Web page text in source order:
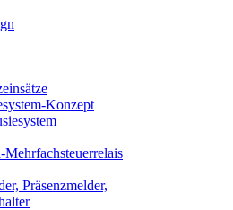
Konzept
Mehrfachsteuerrelais
Präsenzmelder,